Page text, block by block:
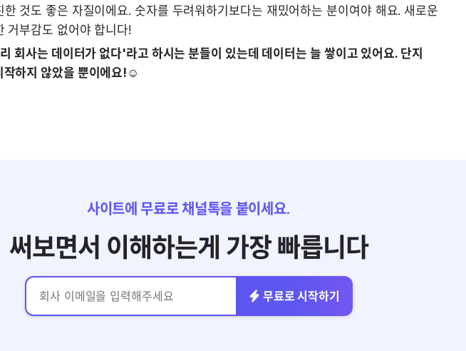
한 것도 좋은 자질이에요. 숫자를 두려워하기보다는 재밌어하는 분이여야 해요. 새로운
거부감도 없어야 합니다!
회사는 데이터가 없다'라고 하시는 분들이 있는데 데이터는 늘 쌓이고 있어요. 단지
작하지 않았을 뿐이에요!☺️
사이트에 무료로 채널톡을 붙이세요.
써보면서 이해하는게 가장 빠릅니다
무료로 시작하기